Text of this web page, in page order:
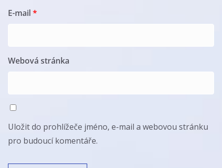
E-mail*
Webová stránka
Uložit do prohlížeče jméno, e-mail a webovou stránku
pro budoucí komentáře.